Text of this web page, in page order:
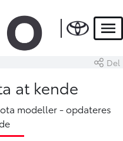
Del
at kende
modeller - opdateres